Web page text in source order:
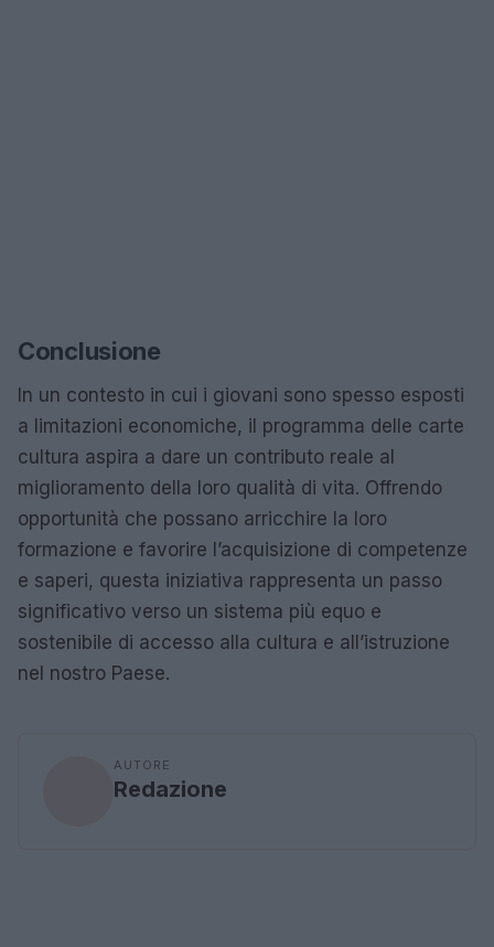
Conclusione
In un contesto in cui i giovani sono spesso esposti
a limitazioni economiche, il programma delle carte
cultura aspira a dare un contributo reale al
miglioramento della loro qualità di vita. Offrendo
opportunità che possano arricchire la loro
formazione e favorire l’acquisizione di competenze
e saperi, questa iniziativa rappresenta un passo
significativo verso un sistema più equo e
sostenibile di accesso alla cultura e all’istruzione
nel nostro Paese.
AUTORE
Redazione